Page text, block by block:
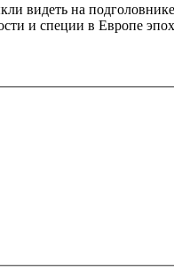
видеть на
и специи в Европе